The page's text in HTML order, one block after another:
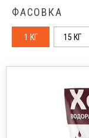
ФАСОВКА
1 КГ 15 КГ